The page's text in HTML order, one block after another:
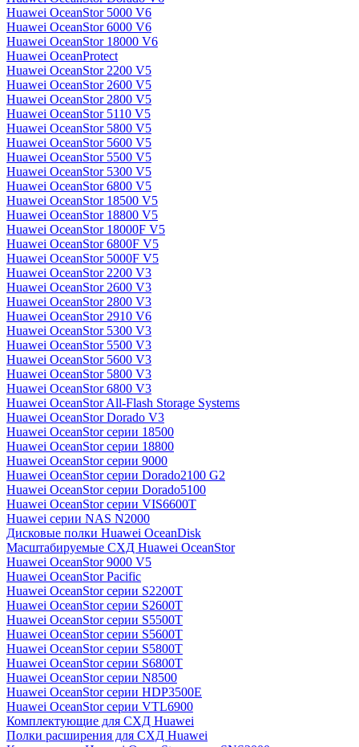
Huawei OceanStor 5000 V6
Huawei OceanStor 6000 V6
Huawei OceanStor 18000 V6
Huawei OceanProtect
Huawei OceanStor 2200 V5
Huawei OceanStor 2600 V5
Huawei OceanStor 2800 V5
Huawei OceanStor 5110 V5
Huawei OceanStor 5800 V5
Huawei OceanStor 5600 V5
Huawei OceanStor 5500 V5
Huawei OceanStor 5300 V5
Huawei OceanStor 6800 V5
Huawei OceanStor 18500 V5
Huawei OceanStor 18800 V5
Huawei OceanStor 18000F V5
Huawei OceanStor 6800F V5
Huawei OceanStor 5000F V5
Huawei OceanStor 2200 V3
Huawei OceanStor 2600 V3
Huawei OceanStor 2800 V3
Huawei OceanStor 2910 V6
Huawei OceanStor 5300 V3
Huawei OceanStor 5500 V3
Huawei OceanStor 5600 V3
Huawei OceanStor 5800 V3
Huawei OceanStor 6800 V3
Huawei OceanStor All-Flash Storage Systems
Huawei OceanStor Dorado V3
Huawei OceanStor серии 18500
Huawei OceanStor серии 18800
Huawei OceanStor серии 9000
Huawei OceanStor серии Dorado2100 G2
Huawei OceanStor серии Dorado5100
Huawei OceanStor серии VIS6600T
Huawei серии NAS N2000
Дисковые полки Huawei OceanDisk
Масштабируемые СХД Huawei OceanStor
Huawei OceanStor 9000 V5
Huawei OceanStor Pacific
Huawei OceanStor серии S2200T
Huawei OceanStor серии S2600T
Huawei OceanStor серии S5500T
Huawei OceanStor серии S5600T
Huawei OceanStor серии S5800T
Huawei OceanStor серии S6800T
Huawei OceanStor серии N8500
Huawei OceanStor серии HDP3500E
Huawei OceanStor серии VTL6900
Комплектующие для СХД Huawei
Полки расширения для СХД Huawei